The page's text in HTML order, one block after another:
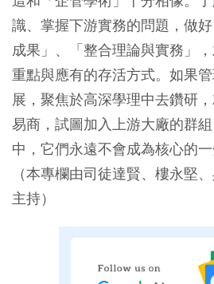
識、掌握下游實務的問題，做
成果」、「整合理論與實務」
重點與應有的存活方式。如果
展，聚焦於高深學理中去鑽研
易商，試圖加入上游大廠的群
中，它們永遠不會成為核心的一
（本專欄由司徒達賢、樓永堅
主持）